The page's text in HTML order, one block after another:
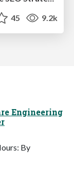
45 9.2k
Engineering
By